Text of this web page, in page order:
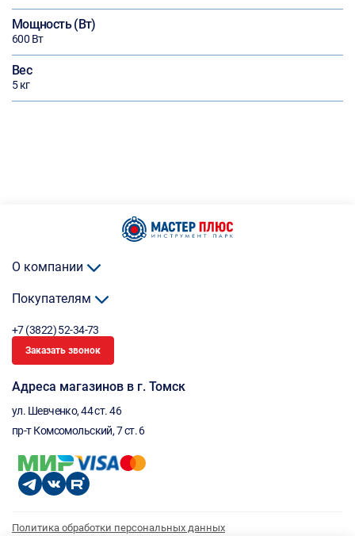
Мощность (Вт)
600 Вт
Вес
5 кг
О компании
Покупателям
+7 (3822) 52-34-73
Заказать звонок
Адреса магазинов в г. Томск
ул. Шевченко, 44 ст. 46
пр-т Комсомольский, 7 ст. 6
Политика обработки персональных данных